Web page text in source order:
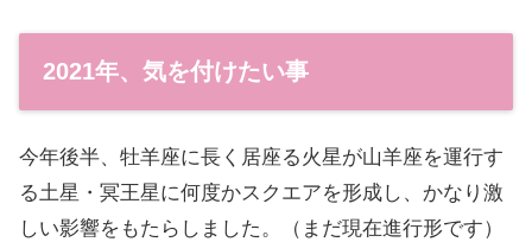
2021年、気を付けたい事
今年後半、牡羊座に長く居座る火星が山羊座を運行す
る土星・冥王星に何度かスクエアを形成し、かなり激
しい影響をもたらしました。（まだ現在進行形です）